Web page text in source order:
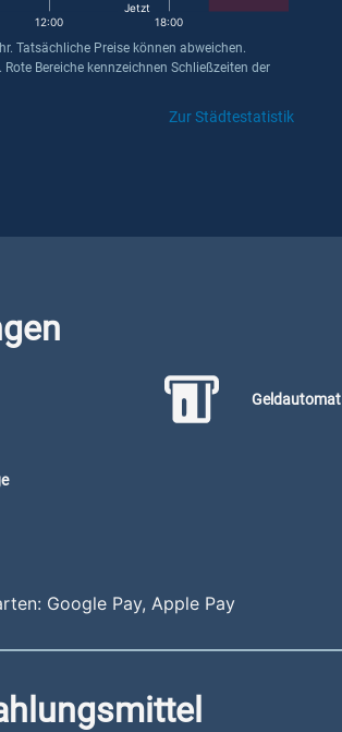
12:00 18:00
Jetzt
Tatsächliche Preise können abweichen.
Bereiche kennzeichnen Schließzeiten der
Zur Städtestatistik
Geldautomat
Google Pay, Apple Pay